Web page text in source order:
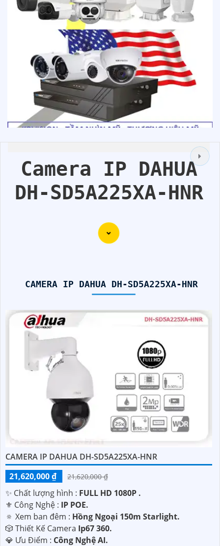
Camera IP DAHUA
DH-SD5A225XA-HNR
CAMERA IP DAHUA DH-SD5A225XA-HNR
CAMERA IP DAHUA DH-SD5A225XA-HNR
21,620,000 ₫
21,620,000 ₫
✨ Chất lượng hình : FULL HD 1080P .
⚜️ Công Nghệ : IP POE.
🔅 Xem ban đêm : Hồng Ngoại 150m Starlight.
🎲 Thiết Kế Camera Ip67 360.
️💎 Ưu Điểm : Công Nghệ AI.